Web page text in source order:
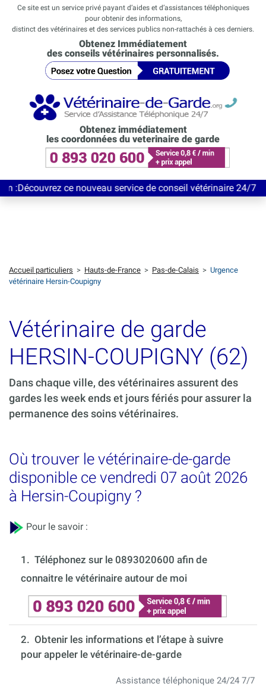
Ce site est un service privé payant d’aides et d’assistances téléphoniques
pour obtenir des informations,
distinct des vétérinaires et des services publics non-rattachés à ces derniers.
Obtenez Immédiatement
des conseils vétérinaires personnalisés.
Obtenez immédiatement
les coordonnées du veterinaire de garde
ce nouveau service de conseil vétérinaire 24/7
Accueil particuliers > Hauts-de-France > Pas-de-Calais > Urgence
vétérinaire Hersin-Coupigny
Vétérinaire de garde
HERSIN-COUPIGNY (62)
Dans chaque ville, des vétérinaires assurent des
gardes les week ends et jours fériés pour assurer la
permanence des soins vétérinaires.
Où trouver le vétérinaire-de-garde
disponible ce vendredi 07 août 2026
à Hersin-Coupigny ?
Pour le savoir :
1. Téléphonez sur le 0893020600 afin de
connaitre le vétérinaire autour de moi
2. Obtenir les informations et l’étape à suivre
pour appeler le vétérinaire-de-garde
Assistance téléphonique 24/24 7/7